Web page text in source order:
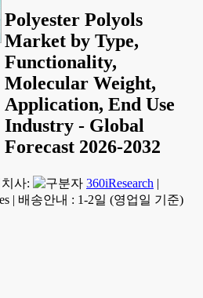
Polyester Polyols
Market by Type,
Functionality,
Molecular Weight,
Application, End Use
Industry - Global
Forecast 2026-2032
사: 360iResearch |
| 배송안내 : 1-2일 (영업일 기준)